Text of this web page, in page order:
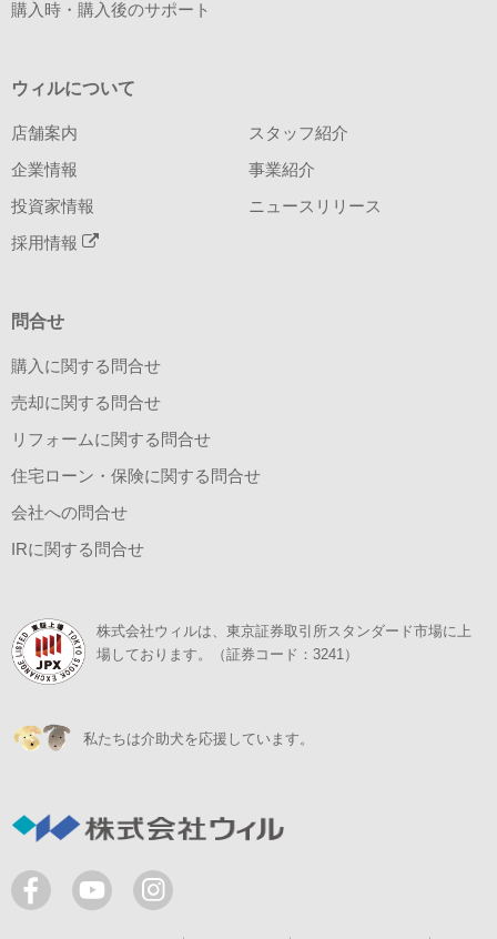
購入時・購入後のサポート
ウィルについて
店舗案内 スタッフ紹介
企業情報 事業紹介
投資家情報 ニュースリリース
採用情報
問合せ
購入に関する問合せ
売却に関する問合せ
リフォームに関する問合せ
住宅ローン・保険に関する問合せ
会社への問合せ
IRに関する問合せ
株式会社ウィルは、東京証券取引所スタンダード市場に上
場しております。（証券コード：3241）
私たちは介助犬を応援しています。